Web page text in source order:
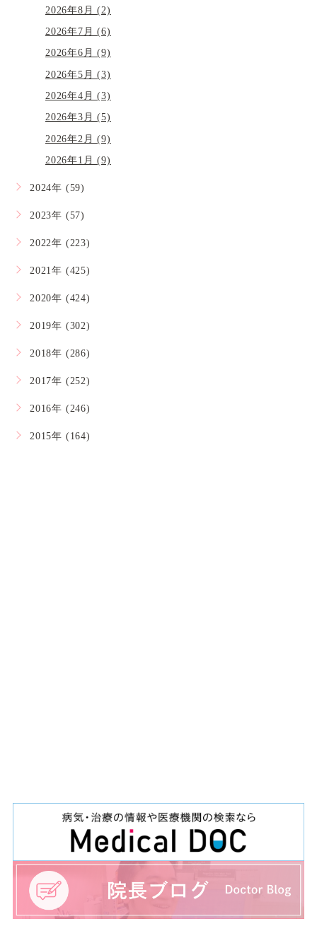
2026年8月 (2)
2026年7月 (6)
2026年6月 (9)
2026年5月 (3)
2026年4月 (3)
2026年3月 (5)
2026年2月 (9)
2026年1月 (9)
2024年 (59)
2023年 (57)
2022年 (223)
2021年 (425)
2020年 (424)
2019年 (302)
2018年 (286)
2017年 (252)
2016年 (246)
2015年 (164)